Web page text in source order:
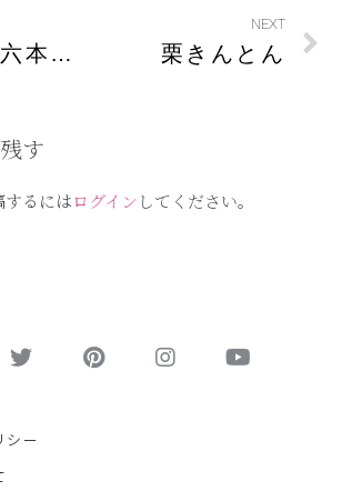
大根の千六本の味噌汁
NEXT
栗きんとん
す
するにはログイン してください。
シー